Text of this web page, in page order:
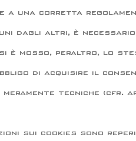
a una corretta
dagli altri, è
è mosso, peraltro, lo
di acquisire il
tecniche (cfr.
sui cookies sono